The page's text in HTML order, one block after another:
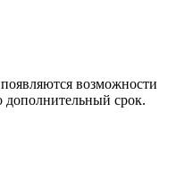
возможности
срок.